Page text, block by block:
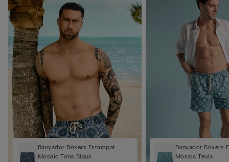
Banyador Bòxers Estampat
Mosaic Tons Blaus
Banyador Bòxers
Mosaic Teula